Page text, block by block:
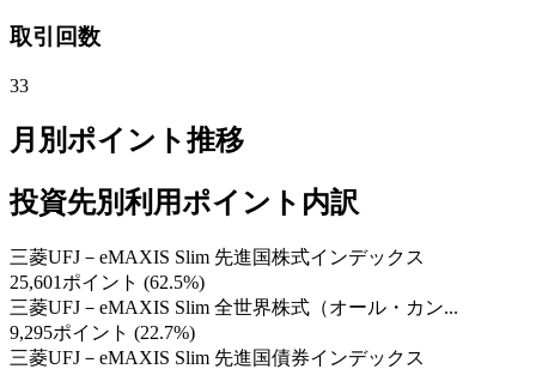
取引回数
33
月別ポイント推移
投資先別利用ポイント内訳
三菱UFJ－eMAXIS Slim 先進国株式インデックス
25,601ポイント (62.5%)
三菱UFJ－eMAXIS Slim 全世界株式（オール・カン...
9,295ポイント (22.7%)
三菱UFJ－eMAXIS Slim 先進国債券インデックス